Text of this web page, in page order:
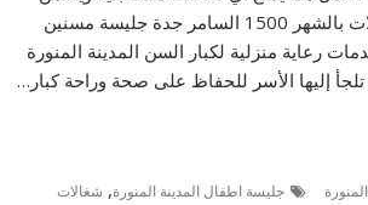
استقرار الخدمة. شغالات بالشهر 1500 السامر جدة جليسة مسنين
رعاية منزلية لكبار السن المدينة المنورة
إليها الأسر للحفاظ على صحة وراحة كبار…
جليسة اطفال المدينة المنورة, شغالات